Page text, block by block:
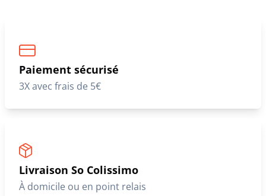
Paiement sécurisé
3X avec frais de 5€
Livraison So Colissimo
À domicile ou en point relais